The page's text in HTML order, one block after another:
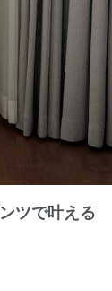
ツで叶える